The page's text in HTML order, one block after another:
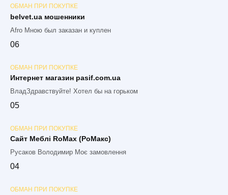
ОБМАН ПРИ ПОКУПКЕ
belvet.ua мошенники
Afro Мною был заказан и куплен
06
ОБМАН ПРИ ПОКУПКЕ
Интернет магазин pasif.com.ua
ВладЗдравствуйте! Хотел бы на горьком
05
ОБМАН ПРИ ПОКУПКЕ
Сайт Меблі RoMax (РоМакс)
Русаков Володимир Моє замовлення
04
ОБМАН ПРИ ПОКУПКЕ